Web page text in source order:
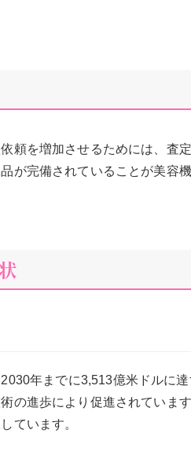
頼を増加させるためには、査
が完備されていることが美容
年までに3,513億米ドルに
の進歩により促進されていま
ています。